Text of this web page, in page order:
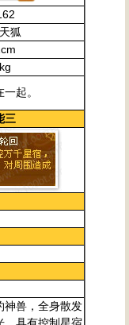
狐
起。
三
神兽，全身散发